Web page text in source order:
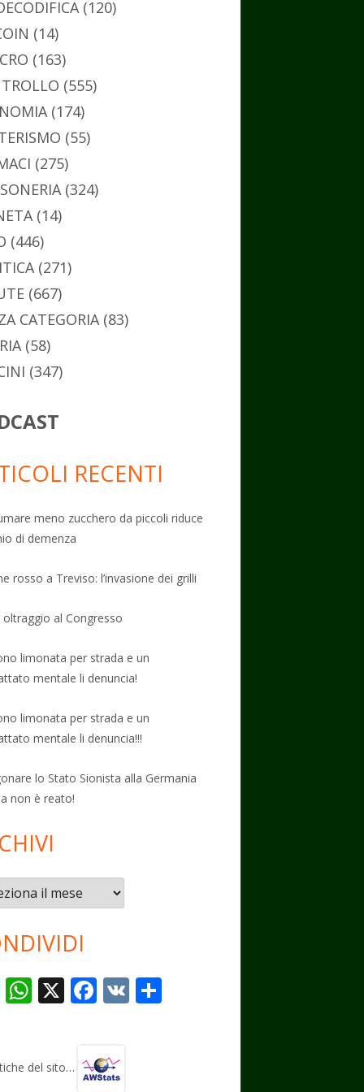
(120)
(14)
(163)
(555)
(174)
(55)
(275)
(324)
(14)
(446)
(271)
(667)
CATEGORIA(83)
(58)
(347)
RECENTI
meno zucchero da piccoli riduce
di demenza
rosso a Treviso: l’invasione dei grilli
oltraggio al Congresso
limonata per strada e un
mentale li denuncia!
limonata per strada e un
mentale li denuncia!!!
lo Stato Sionista alla Germania
non è reato!
T
gr
W
s
X F
b
V
del sito…